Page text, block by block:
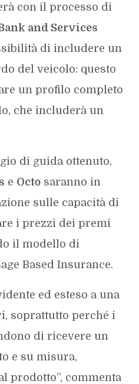
con il processo di
and Services
di includere un
del veicolo: questo
un profilo completo
che includerà un
di guida ottenuto,
e Octosaranno in
sulle capacità di
i prezzi dei premi
il modello di
Based Insurance.
ed esteso a una
soprattutto perché i
di ricevere un
e su misura,
prodotto”, commenta